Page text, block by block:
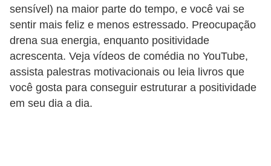
sensível) na maior parte do tempo, e você vai se
sentir mais feliz e menos estressado. Preocupação
drena sua energia, enquanto positividade
acrescenta. Veja vídeos de comédia no YouTube,
assista palestras motivacionais ou leia livros que
você gosta para conseguir estruturar a positividade
em seu dia a dia.
a
e
l
e